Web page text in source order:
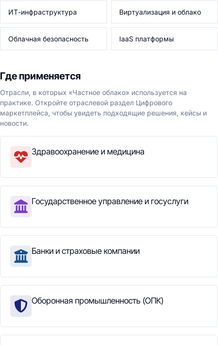
ИТ-инфраструктура Виртуализация и облако
Облачная безопасность IaaS платформы
Где применяется
Отрасли, в которых «Частное облако» используется на
практике. Откройте отраслевой раздел Цифрового
маркетплейса, чтобы увидеть подходящие решения, кейсы и
новости.
Здравоохранение и медицина
Государственное управление и госуслуги
Банки и страховые компании
Оборонная промышленность (ОПК)